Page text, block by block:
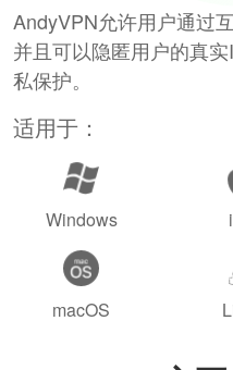
AndyVPN允许用户通过
并且可以隐匿用户的真
私保护。
适用于：
Windows
macOS